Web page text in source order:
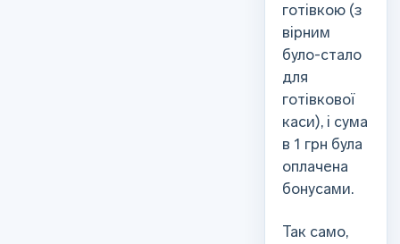
готівкою (з
вірним
було-стало
для
готівкової
каси), і сума
в 1 грн була
оплачена
бонусами.
Так само,